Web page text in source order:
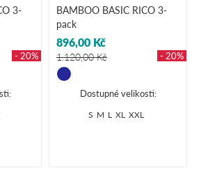
3-
- 20%
BAMBOO BASIC RICO 3-
pack
896,00 Kč
1.120,00 Kč - 20%
Dostupné velikosti:
S M L XL XXL